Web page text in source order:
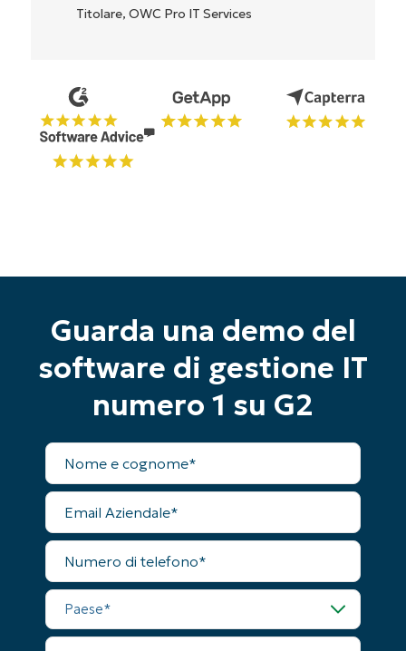
Pro IT Services
Guarda una demo del
software di gestione IT
numero 1 su G2
Nome
completo
Email
Aziendale
Numero
telefono
Paese
Nome
Inizia la tua prova di 14 giorni
Nessuna carta di credito richiesta, accesso
and
last
name*
Business
email*